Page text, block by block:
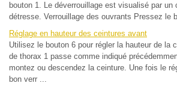
bouton 1. Le déverrouillage est visualisé par
détresse. Verrouillage des ouvrants Pressez le
Réglage en hauteur des ceintures avant
Utilisez le bouton 6 pour régler la hauteur de la
de thorax 1 passe comme indiqué
montez ou descendez la ceinture. Une fois le
bon verr ...